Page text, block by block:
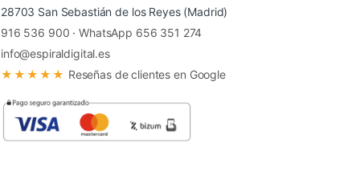
28703 San Sebastián de los Reyes (Madrid)
916 536 900 ·WhatsApp 656 351 274
info@espiraldigital.es
★★★★★ Reseñas de clientes en Google